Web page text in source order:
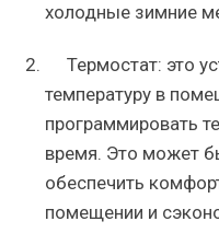
холодные зимние
Термостат: это
температуру в
программировать
время. Это может
обеспечить
помещении и